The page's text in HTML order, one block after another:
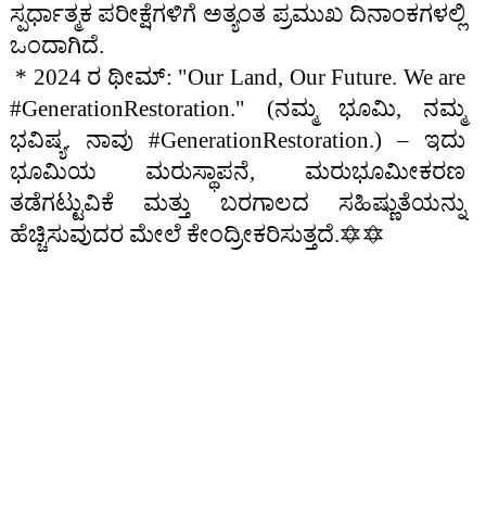
ಸ್ಪರ್ಧಾತ್ಮಕ ಪರೀಕ್ಷೆಗಳಿಗೆ ಅತ್ಯಂತ ಪ್ರಮುಖ ದಿನಾಂಕಗಳಲ್ಲಿ
ಒಂದಾಗಿದೆ.
* 2024 ರ ಥೀಮ್: "Our Land, Our Future. We are
#GenerationRestoration." (ನಮ್ಮ ಭೂಮಿ, ನಮ್ಮ
ಭವಿಷ್ಯ. ನಾವು #GenerationRestoration.) – ಇದು
ಭೂಮಿಯ ಮರುಸ್ಥಾಪನೆ, ಮರುಭೂಮೀಕರಣ
ತಡೆಗಟ್ಟುವಿಕೆ ಮತ್ತು ಬರಗಾಲದ ಸಹಿಷ್ಣುತೆಯನ್ನು
ಹೆಚ್ಚಿಸುವುದರ ಮೇಲೆ ಕೇಂದ್ರೀಕರಿಸುತ್ತದೆ.🔯🔯